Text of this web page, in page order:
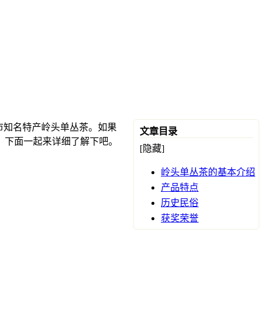
文章目录
[隐藏]
岭头单丛茶的基本介绍
产品特点
历史民俗
获奖荣誉
名特产岭头单丛茶。如果
面一起来详细了解下吧。